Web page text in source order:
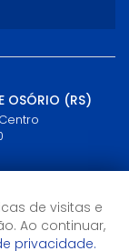
OSÓRIO (RS)
de visitas e
Ao continuar,
privacidade.